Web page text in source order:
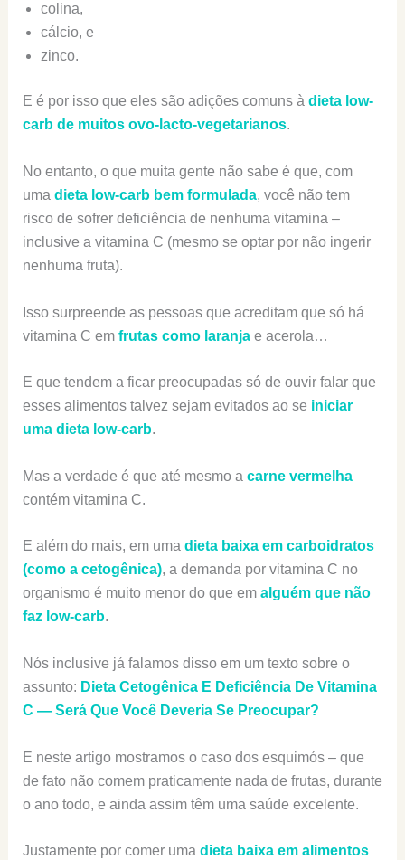
colina,
cálcio, e
zinco.
E é por isso que eles são adições comuns à dieta low-
carb de muitos ovo-lacto-vegetarianos.
No entanto, o que muita gente não sabe é que, com
uma dieta low-carb bem formulada, você não tem
risco de sofrer deficiência de nenhuma vitamina –
inclusive a vitamina C (mesmo se optar por não ingerir
nenhuma fruta).
Isso surpreende as pessoas que acreditam que só há
vitamina C em frutas como laranjae acerola…
E que tendem a ficar preocupadas só de ouvir falar que
esses alimentos talvez sejam evitados ao se iniciar
uma dieta low-carb.
Mas a verdade é que até mesmo a carne vermelha
contém vitamina C.
E além do mais, em uma dieta baixa em carboidratos
(como a cetogênica), a demanda por vitamina C no
organismo é muito menor do que em alguém que não
faz low-carb.
Nós inclusive já falamos disso em um texto sobre o
assunto: Dieta Cetogênica E Deficiência De Vitamina
C — Será Que Você Deveria Se Preocupar?
E neste artigo mostramos o caso dos esquimós – que
de fato não comem praticamente nada de frutas, durante
o ano todo, e ainda assim têm uma saúde excelente.
Justamente por comer uma dieta baixa em alimentos